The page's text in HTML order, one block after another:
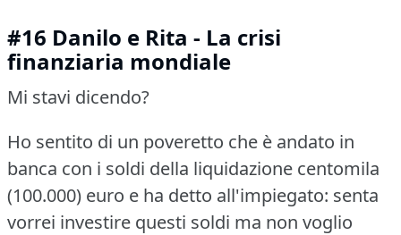
#16 Danilo e Rita - La crisi
finanziaria mondiale
Mi stavi dicendo?
Ho sentito di un poveretto che è andato in
banca con i soldi della liquidazione centomila
(100.000) euro e ha detto all'impiegato: senta
vorrei investire questi soldi ma non voglio